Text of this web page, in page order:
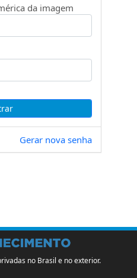
da imagem
Gerar nova senha
no Brasil e no exterior.